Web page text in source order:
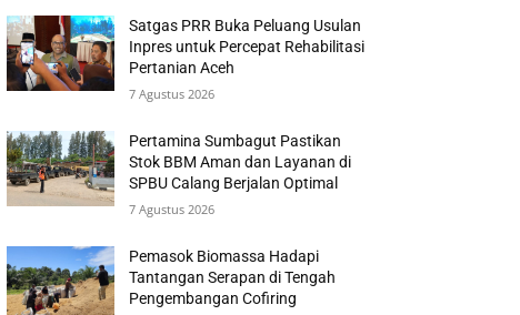
Satgas PRR Buka Peluang Usulan
Inpres untuk Percepat Rehabilitasi
Pertanian Aceh
7 Agustus 2026
Pertamina Sumbagut Pastikan
Stok BBM Aman dan Layanan di
SPBU Calang Berjalan Optimal
7 Agustus 2026
Pemasok Biomassa Hadapi
Tantangan Serapan di Tengah
Pengembangan Cofiring